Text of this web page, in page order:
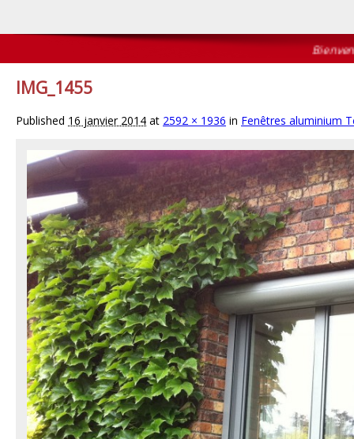
IMG_1455
Published 16 janvier 2014 at 2592 × 1936 in Fenêtres aluminium